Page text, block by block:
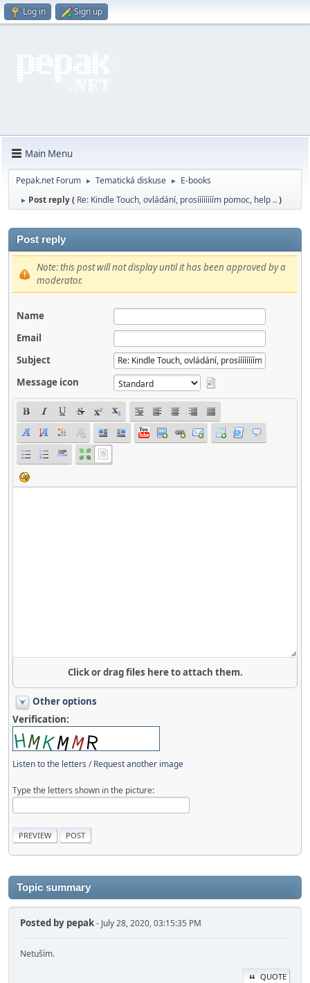
Log in Sign up
Main Menu
Pepak.net Forum ► Tematická diskuse ► E-books
► Post reply ( Re: Kindle Touch, ovládání, prosíííííííím pomoc, help ..)
Post reply
Note: this post will not display until it has been approved by a
moderator.
Name
Email
Subject
Message icon
Click or drag files here to attach them.
Other options
Verification:
Listen to the letters /Request another image
Type the letters shown in the picture:
Topic summary
Posted by pepak- July 28, 2020, 03:15:35 PM
Netuším.
QUOTE